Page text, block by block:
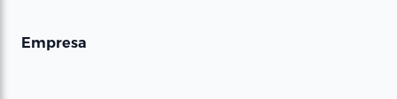
Empresa